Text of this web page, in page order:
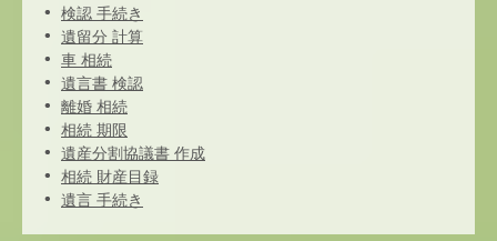
検認 手続き
遺留分 計算
車 相続
遺言書 検認
離婚 相続
相続 期限
遺産分割協議書 作成
相続 財産目録
遺言 手続き